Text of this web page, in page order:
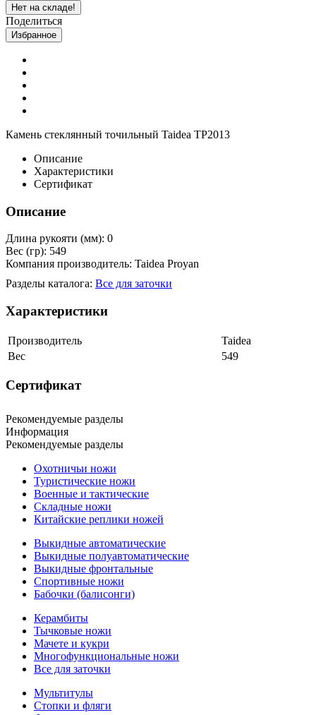
Нет на складе!
Поделиться
Избранное
Камень стеклянный точильный Taidea TP2013
Описание
Характеристики
Сертификат
Описание
Длина рукояти (мм): 0
Вес (гр): 549
Компания производитель: Taidea Proyan
Разделы каталога: Все для заточки
Характеристики
Производитель
Taidea
Вес
549
Сертификат
Рекомендуемые разделы
Информация
Рекомендуемые разделы
Охотничьи ножи
Туристические ножи
Военные и тактические
Складные ножи
Китайские реплики ножей
Выкидные автоматические
Выкидные полуавтоматические
Выкидные фронтальные
Спортивные ножи
Бабочки (балисонги)
Керамбиты
Тычковые ножи
Мачете и кукри
Многофункциональные ножи
Все для заточки
Мультитулы
Стопки и фляги